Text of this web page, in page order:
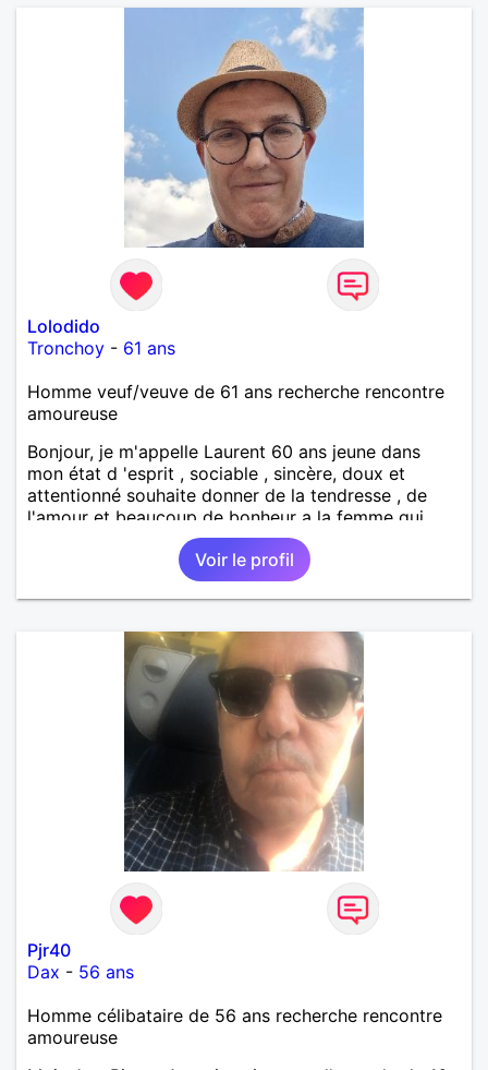
Lolodido
Tronchoy - 61 ans
Homme veuf/veuve de 61 ans recherche rencontre
amoureuse
Bonjour, je m'appelle Laurent 60 ans jeune dans
mon état d 'esprit , sociable , sincère, doux et
attentionné souhaite donner de la tendresse , de
l'amour et beaucoup de bonheur a la femme qui
souhaitera partager ma vie . Bientôt en retraite a la
fin de l 'année et libre de toute contrainte. Digne de
confiance à la femme qui voudras m 'en accorder
en toute sincérité. Pour le reste venez me découvrir
Voir le profil
Pjr40
Dax - 56 ans
Homme célibataire de 56 ans recherche rencontre
amoureuse